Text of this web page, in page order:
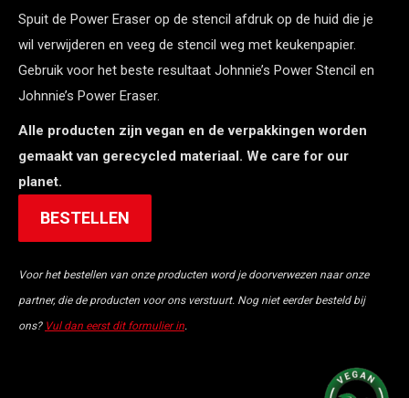
Spuit de Power Eraser op de stencil afdruk op de huid die je
wil verwijderen en veeg de stencil weg met keukenpapier.
Gebruik voor het beste resultaat Johnnie’s Power Stencil en
Johnnie’s Power Eraser.
Alle producten zijn vegan en de verpakkingen worden
gemaakt van gerecycled materiaal. We care for our
planet.
BESTELLEN
Voor het bestellen van onze producten word je doorverwezen naar onze
partner, die de producten voor ons verstuurt. Nog niet eerder besteld bij
ons? Vul dan eerst dit formulier in.